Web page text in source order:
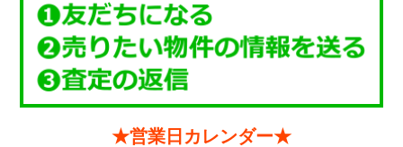
★営業日カレンダー★